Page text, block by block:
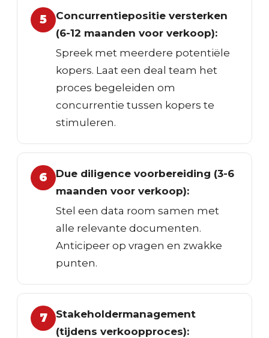
5
Concurrentiepositie versterken
(6-12 maanden voor verkoop):
Spreek met meerdere potentiële
kopers. Laat een deal team het
proces begeleiden om
concurrentie tussen kopers te
stimuleren.
6
Due diligence voorbereiding (3-6
maanden voor verkoop):
Stel een data room samen met
alle relevante documenten.
Anticipeer op vragen en zwakke
punten.
7
Stakeholdermanagement
(tijdens verkoopproces):